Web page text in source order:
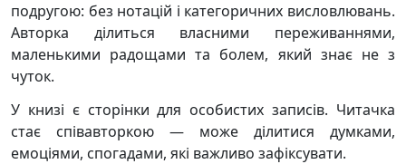
подругою: без нотацій і категоричних висловлювань.
Авторка ділиться власними переживаннями,
маленькими радощами та болем, який знає не з
чуток.
У книзі є сторінки для особистих записів. Читачка
стає співавторкою — може ділитися думками,
емоціями, спогадами, які важливо зафіксувати.